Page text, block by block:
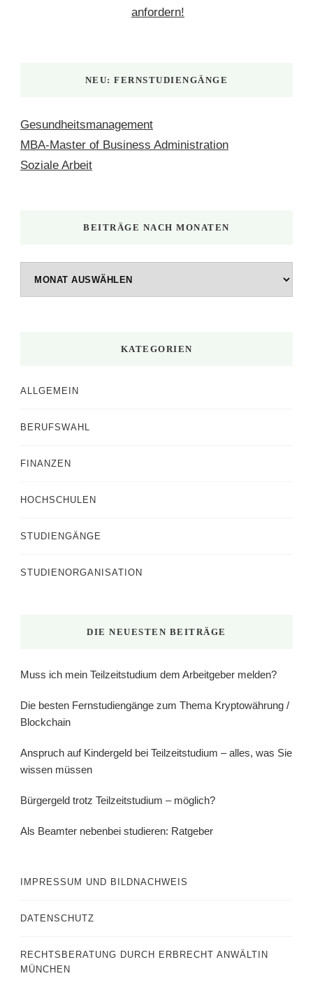
anfordern!
NEU: FERNSTUDIENGÄNGE
Gesundheitsmanagement
MBA-Master of Business Administration
Soziale Arbeit
BEITRÄGE NACH MONATEN
KATEGORIEN
ALLGEMEIN
BERUFSWAHL
FINANZEN
HOCHSCHULEN
STUDIENGÄNGE
STUDIENORGANISATION
DIE NEUESTEN BEITRÄGE
Muss ich mein Teilzeitstudium dem Arbeitgeber melden?
Die besten Fernstudiengänge zum Thema Kryptowährung /
Blockchain
Anspruch auf Kindergeld bei Teilzeitstudium – alles, was Sie
wissen müssen
Bürgergeld trotz Teilzeitstudium – möglich?
Als Beamter nebenbei studieren: Ratgeber
IMPRESSUM UND BILDNACHWEIS
DATENSCHUTZ
RECHTSBERATUNG DURCH ERBRECHT ANWÄLTIN
MÜNCHEN